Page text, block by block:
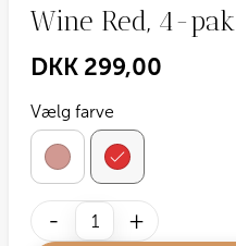
Wine Red, 4-pak
DKK 299,00
Vælg farve
-
Compliments
Stofservietter
+